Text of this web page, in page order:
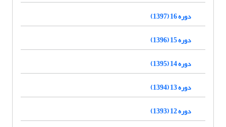
دوره 16 (1397)
دوره 15 (1396)
دوره 14 (1395)
دوره 13 (1394)
دوره 12 (1393)